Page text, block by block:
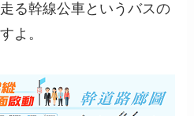
る幹線公車というバスの
よ。